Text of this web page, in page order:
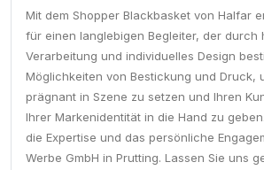
Mit dem Shopper Blackbasket von Halfar
für einen langlebigen Begleiter, der durch
Verarbeitung und individuelles Design
Möglichkeiten von Bestickung und Druck,
prägnant in Szene zu setzen und Ihren
Ihrer Markenidentität in die Hand zu
die Expertise und das persönliche
Werbe GmbH in Prutting. Lassen Sie uns